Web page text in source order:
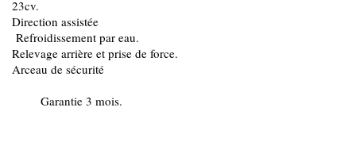
23cv.
Direction assistée
Refroidissement par eau.
Relevage arrière et prise de force.
Arceau de sécurité
Garantie 3 mois.